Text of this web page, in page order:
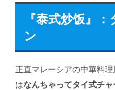
『泰式炒饭』：
ン
正直マレーシアの中華料
はなんちゃってタイ式チャ